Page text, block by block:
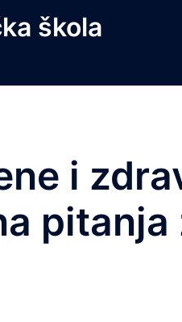
škola
i
pitanja